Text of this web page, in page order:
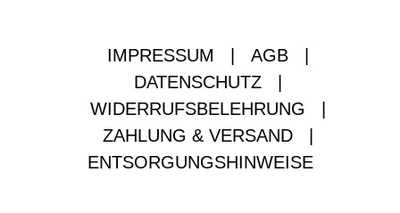
IMPRESSUM AGB
DATENSCHUTZ
WIDERRUFSBELEHRUNG
ZAHLUNG & VERSAND
ENTSORGUNGSHINWEISE